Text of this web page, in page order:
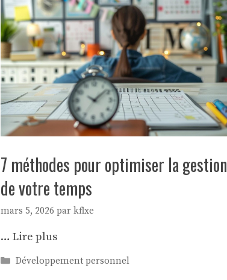
7 méthodes pour optimiser la gestion
de votre temps
mars 5, 2026 parkflxe
…Lire plus
Catégories
Développement personnel